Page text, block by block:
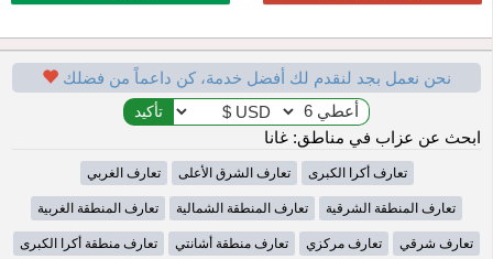
نحن نعمل بجد لنقدم لك أفضل خدمة، كن داعماً من فضلك
ابحث عن عزاب في مناطق: غانا
تعارف أكرا الكبرى تعارف الشرق الأعلى تعارف الغربي
تعارف المنطقة الشرقية تعارف المنطقة الشمالية تعارف المنطقة الغربية
تعارف شرقي تعارف مركزي تعارف منطقة أشانتي تعارف منطقة أكرا الكبرى